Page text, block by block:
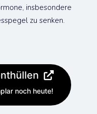
insbesondere
zu senken.
noch heute!